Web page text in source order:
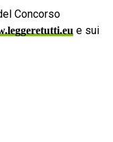
Concorso
e sui